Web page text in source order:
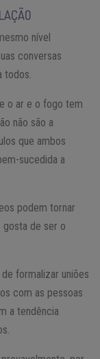
nível
conversas
todos.
o ar e o fogo tem
não são a
que ambos
sucedida a
podem tornar
gosta de ser o
formalizar uniões
com as pessoas
a tendência